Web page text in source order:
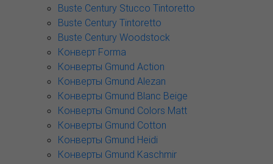
Buste Century Stucco Tintoretto
Buste Century Tintoretto
Buste Century Woodstock
Конверт Forma
Конверты Gmund Action
Конверты Gmund Alezan
Конверты Gmund Blanc Beige
Конверты Gmund Colors Matt
Конверты Gmund Cotton
Конверты Gmund Heidi
Конверты Gmund Kaschmir